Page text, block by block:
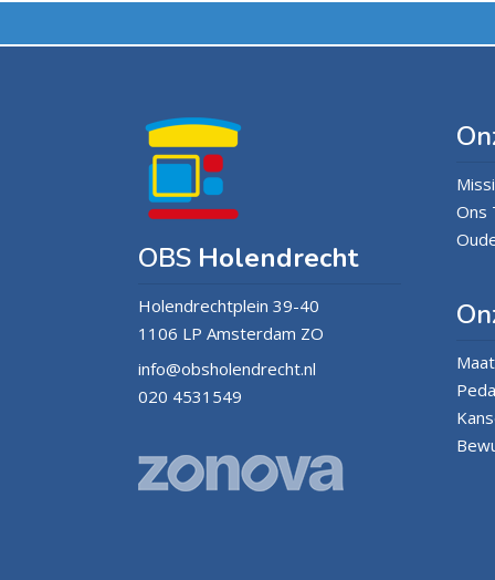
OBS Holendrecht
Holendrechtplein 39-40
1106 LP Amsterdam ZO
info@obsholendrecht.nl
020 4531549
Ons